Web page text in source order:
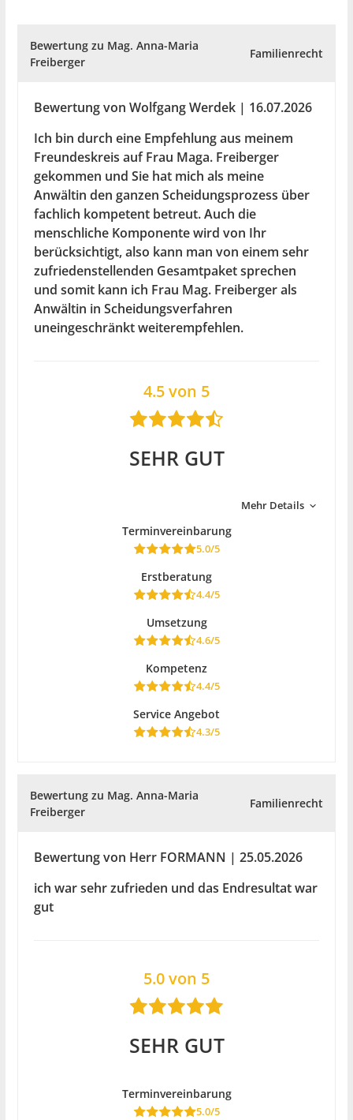
Bewertung zu Mag. Anna-Maria
Freiberger
Familienrecht
Bewertung von Wolfgang Werdek | 16.07.2026
Ich bin durch eine Empfehlung aus meinem
Freundeskreis auf Frau Maga. Freiberger
gekommen und Sie hat mich als meine
Anwältin den ganzen Scheidungsprozess über
fachlich kompetent betreut. Auch die
menschliche Komponente wird von Ihr
berücksichtigt, also kann man von einem sehr
zufriedenstellenden Gesamtpaket sprechen
und somit kann ich Frau Mag. Freiberger als
Anwältin in Scheidungsverfahren
uneingeschränkt weiterempfehlen.
4.5 von 5
SEHR GUT
Mehr Details
Terminvereinbarung
5.0/5
Erstberatung
4.4/5
Umsetzung
4.6/5
Kompetenz
4.4/5
Service Angebot
4.3/5
Bewertung zu Mag. Anna-Maria
Freiberger
Familienrecht
Bewertung von Herr FORMANN | 25.05.2026
ich war sehr zufrieden und das Endresultat war
gut
5.0 von 5
SEHR GUT
Terminvereinbarung
5.0/5